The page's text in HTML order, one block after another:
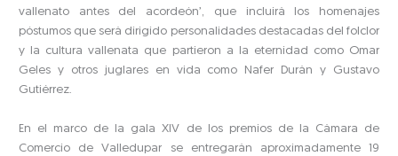
vallenato antes del acordeón’, que incluirá los homenajes
póstumos que será dirigido personalidades destacadas del folclor
y la cultura vallenata que partieron a la eternidad como Omar
Geles y otros juglares en vida como Nafer Durán y Gustavo
Gutiérrez.
En el marco de la gala XIV de los premios de la Cámara de
Comercio de Valledupar se entregarán aproximadamente 19